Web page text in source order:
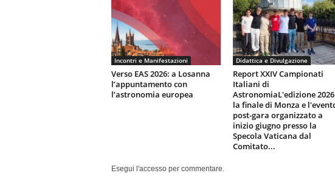
Incontri e Manifestazioni
Verso EAS 2026: a Losanna
l’appuntamento con
l’astronomia europea
Didattica e Divulgazione
Report XXIV Campionati
Italiani di
AstronomiaL'edizione
la finale di Monza e
post-gara organizzato a
inizio giugno presso la
Specola Vaticana dal
Comitato...
Esegui l'accesso per commentare.